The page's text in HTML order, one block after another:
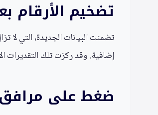
تضخيم الأرقام
تضمنت البيانات الجديدة، التي لا
إضافية. وقد ركزت تلك التقديرات
ضغط على